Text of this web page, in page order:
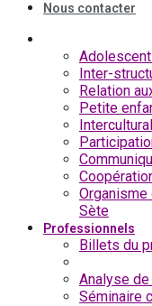
Nous contacter
Inter-
Relation
Petite
Sète
Professionnels
Billets du
Analyse
Séminaire